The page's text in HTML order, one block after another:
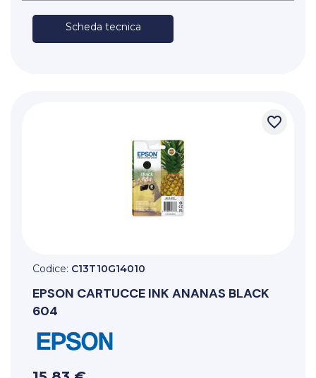
Scheda tecnica
favorite_border
Codice: C13T10G14010
EPSON CARTUCCE INK ANANAS BLACK
604